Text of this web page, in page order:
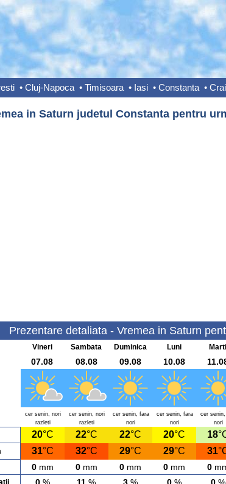
• Cluj-Napoca • Timisoara • Iasi • Constanta •
in Saturn judetul Constanta pentru
Prezentare detaliata - Vremea in Saturn
Vineri Sambata Duminica Luni Marti
07.08 08.08 09.08 10.08
cer senin, nori
razleti
cer senin, nori
razleti
cer senin, fara
nori
cer senin, fara
nori
cer
nori
20°C 22°C 22°C 20°C 18
31°C 32°C 29°C 29°C 31
0mm 0mm 0mm 0mm 0